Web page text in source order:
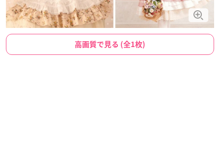
高画質で見る (全1枚)